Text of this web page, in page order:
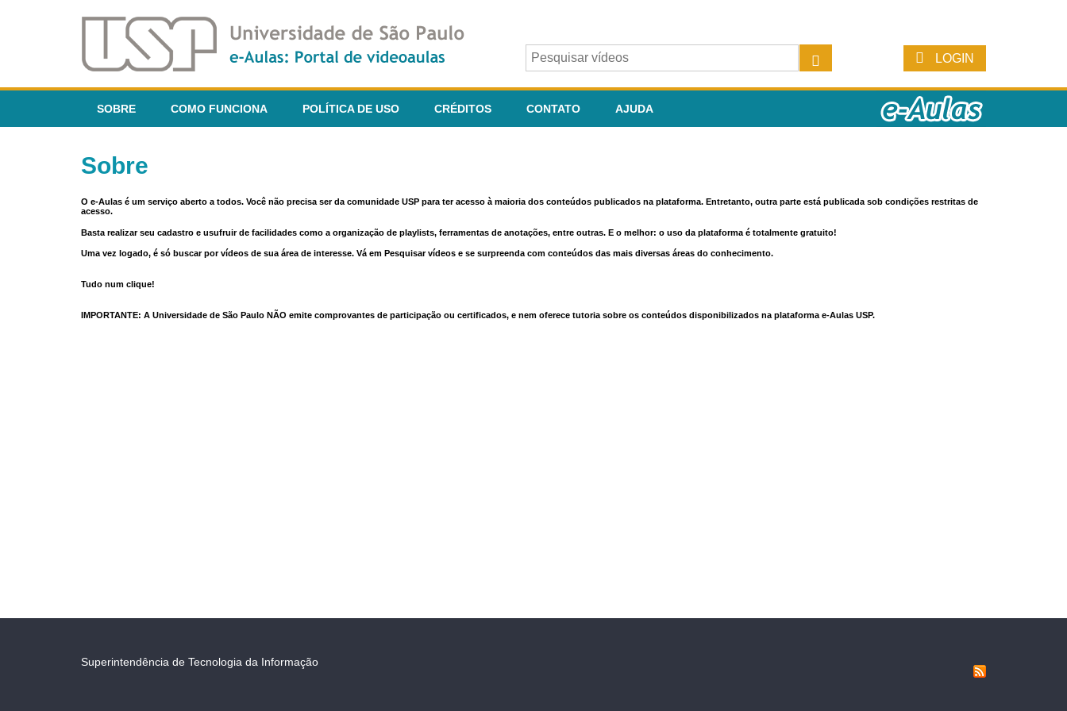
LOGIN
SOBRE COMO FUNCIONA POLÍTICA DE USO CRÉDITOS CONTATO AJUDA
Sobre
O e-Aulas é um serviço aberto a todos. Você não precisa ser da comunidade USP para ter acesso à maioria dos conteúdos publicados na plataforma. Entretanto, outra parte está publicada sob condições restritas de
acesso.
Basta realizar seu cadastro e usufruir de facilidades como a organização de playlists, ferramentas de anotações, entre outras. E o melhor: o uso da plataforma é totalmente gratuito!
Uma vez logado, é só buscar por vídeos de sua área de interesse. Vá em Pesquisar vídeos e se surpreenda com conteúdos das mais diversas áreas do conhecimento.
Tudo num clique!
IMPORTANTE: A Universidade de São Paulo NÃO emite comprovantes de participação ou certificados, e nem oferece tutoria sobre os conteúdos disponibilizados na plataforma e-Aulas USP.
Superintendência de Tecnologia da Informação